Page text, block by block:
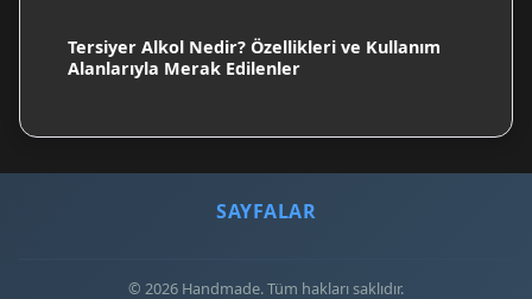
Tersiyer Alkol Nedir? Özellikleri ve Kullanım
Alanlarıyla Merak Edilenler
SAYFALAR
© 2026 Handmade. Tüm hakları saklıdır.